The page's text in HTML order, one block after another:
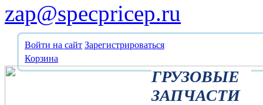
zap@specpricep.ru
Войти на сайт Зарегистрироваться
Корзина
ГРУЗОВЫЕ
ЗАПЧАСТИ